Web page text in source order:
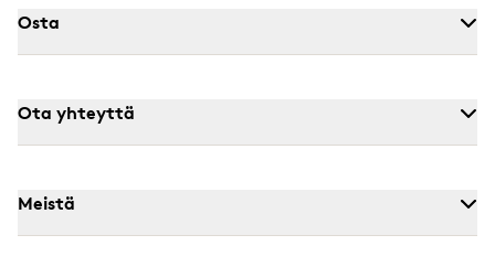
Osta
Ota yhteyttä
Meistä